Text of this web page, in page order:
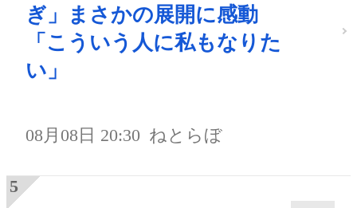
ぎ」まさかの展開に感動
「こういう人に私もなりた
い」
08月08日 20:30 ねとらぼ